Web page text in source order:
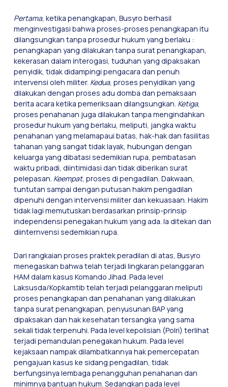
Pertama, ketika penangkapan, Busyro berhasil
menginvestigasi bahwa proses-proses penangkapan itu
dilangsungkan tanpa prosedur hukum yang berlaku :
penangkapan yang dilakukan tanpa surat penangkapan,
kekerasan dalam interogasi, tuduhan yang dipaksakan
penyidik, tidak didampingi pengacara dan penuh
intervensi oleh militer. Kedua, proses penyidikan yang
dilakukan dengan proses adu domba dan pemaksaan
berita acara ketika pemeriksaan dilangsungkan. Ketiga,
proses penahanan juga dilakukan tanpa mengindahkan
prosedur hukum yang berlaku, meliputi, jangka waktu
penahanan yang melamapaui batas, hak-hak dan fasilitas
tahanan yang sangat tidak layak, hubungan dengan
keluarga yang dibatasi sedemikian rupa, pembatasan
waktu pribadi, diintimidasi dan tidak diberikan surat
pelepasan. Keempat, proses di pengadilan. Dakwaan,
tuntutan sampai dengan putusan hakim pengadilan
dipenuhi dengan intervensi militer dan kekuasaan. Hakim
tidak lagi memutuskan berdasarkan prinsip-prinsip
independensi penegakan hukum yang ada. Ia ditekan dan
diinternvensi sedemikian rupa.
Dari rangkaian proses praktek peradilan di atas, Busyro
menegaskan bahwa telah terjadi lingkaran pelanggaran
HAM dalam kasus Komando Jihad. Pada level
Laksusda/Kopkamtib telah terjadi pelanggaran meliputi
proses penangkapan dan penahanan yang dilakukan
tanpa surat penangkapan, penyusunan BAP yang
dipaksakan dan hak kesehatan tersangka yang sama
sekali tidak terpenuhi. Pada level kepolisian (Polri) terlihat
terjadi pemandulan penegakan hukum. Pada level
kejaksaan nampak dilambatkannya hak pemercepatan
pengajuan kasus ke sidang pengadilan, tidak
berfungsinya lembaga penangguhan penahanan dan
minimnya bantuan hukum. Sedangkan pada level